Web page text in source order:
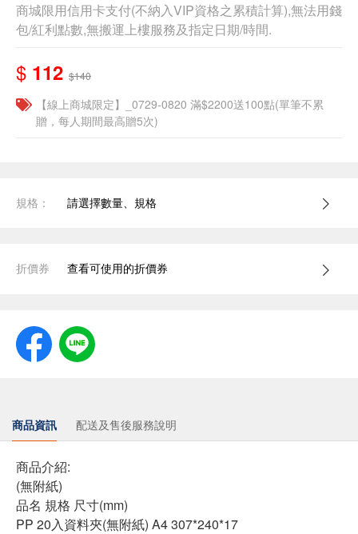
商城限用信用卡支付(不納入VIP資格之累積計算),無法用錢
包/紅利點數,無搬運上樓服務及指定日期/時間.
$ 112 $140
【線上商城限定】_0729-0820 滿$2200送100點(單筆不累
贈，每人期間最高贈5次)
規格： 請選擇數量、規格
折價券 查看可使用的折價券
商品資訊 配送及售後服務說明
商品介紹:
(無附紙)
品名 規格 尺寸(mm)
PP 20入資料夾(無附紙) A4 307*240*17